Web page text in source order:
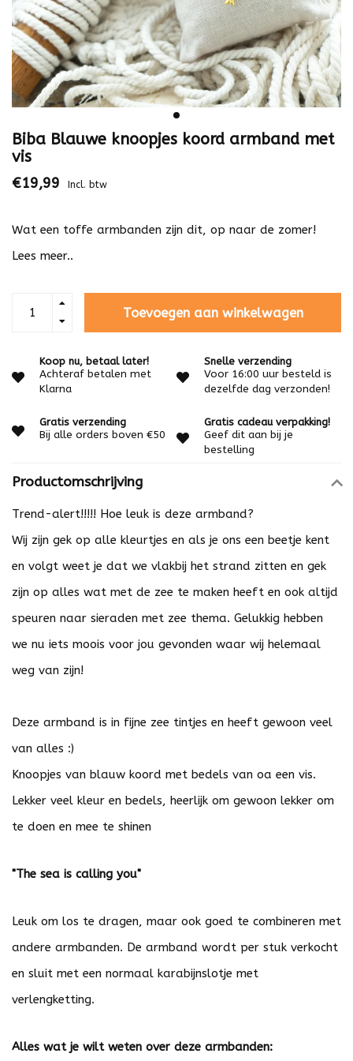
Biba Blauwe knoopjes koord armband met
vis
€19,99 Incl. btw
Wat een toffe armbanden zijn dit, op naar de zomer!
Lees meer..
Toevoegen aan winkelwagen
Koop nu, betaal later!
Achteraf betalen met
Klarna
Snelle verzending
Voor 16:00 uur besteld is
dezelfde dag verzonden!
Gratis verzending
Bij alle orders boven €50
Gratis cadeau verpakking!
Geef dit aan bij je
bestelling
Productomschrijving
Trend-alert!!!!! Hoe leuk is deze armband?
Wij zijn gek op alle kleurtjes en als je ons een beetje kent
en volgt weet je dat we vlakbij het strand zitten en gek
zijn op alles wat met de zee te maken heeft en ook altijd
speuren naar sieraden met zee thema. Gelukkig hebben
we nu iets moois voor jou gevonden waar wij helemaal
weg van zijn!
Deze armband is in fijne zee tintjes en heeft gewoon veel
van alles :)
Knoopjes van blauw koord met bedels van oa een vis.
Lekker veel kleur en bedels, heerlijk om gewoon lekker om
te doen en mee te shinen
"The sea is calling you"
Leuk om los te dragen, maar ook goed te combineren met
andere armbanden. De armband wordt per stuk verkocht
en sluit met een normaal karabijnslotje met
verlengketting.
Alles wat je wilt weten over deze armbanden: